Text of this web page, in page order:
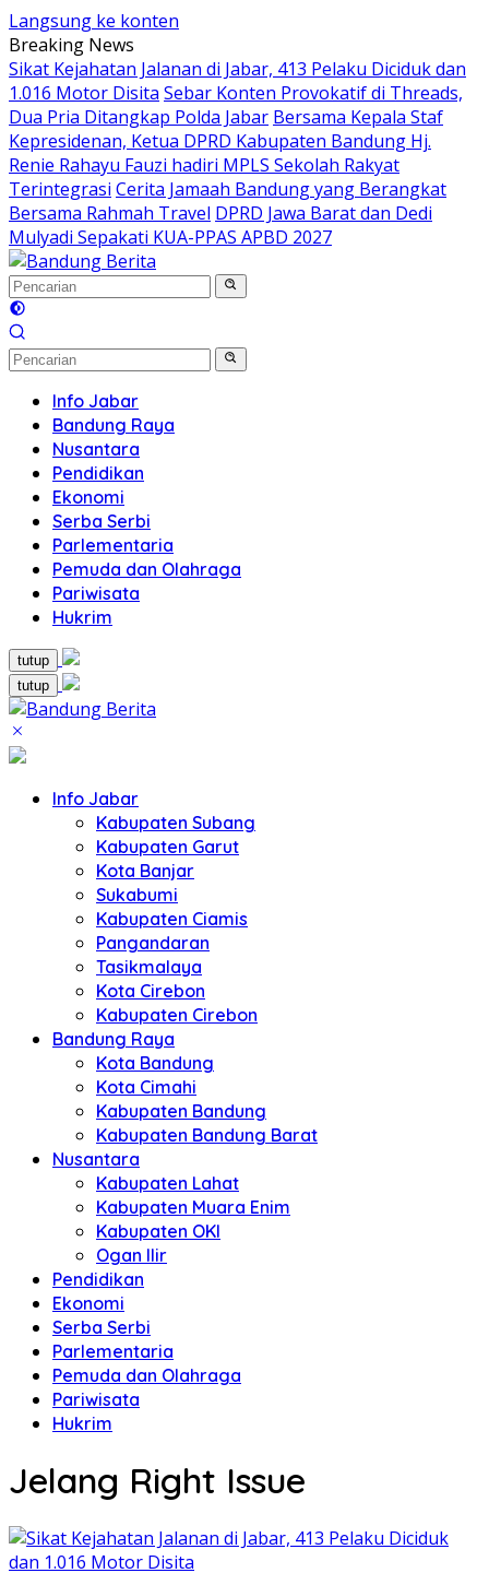
Langsung ke konten
Breaking News
Sikat Kejahatan Jalanan di Jabar, 413 Pelaku Diciduk dan
1.016 Motor Disita Sebar Konten Provokatif di Threads,
Dua Pria Ditangkap Polda Jabar Bersama Kepala Staf
Kepresidenan, Ketua DPRD Kabupaten Bandung Hj.
Renie Rahayu Fauzi hadiri MPLS Sekolah Rakyat
Terintegrasi Cerita Jamaah Bandung yang Berangkat
Bersama Rahmah Travel DPRD Jawa Barat dan Dedi
Mulyadi Sepakati KUA-PPAS APBD 2027
Info Jabar
Bandung Raya
Nusantara
Pendidikan
Ekonomi
Serba Serbi
Parlementaria
Pemuda dan Olahraga
Pariwisata
Hukrim
tutup
tutup
Info Jabar
Kabupaten Subang
Kabupaten Garut
Kota Banjar
Sukabumi
Kabupaten Ciamis
Pangandaran
Tasikmalaya
Kota Cirebon
Kabupaten Cirebon
Bandung Raya
Kota Bandung
Kota Cimahi
Kabupaten Bandung
Kabupaten Bandung Barat
Nusantara
Kabupaten Lahat
Kabupaten Muara Enim
Kabupaten OKI
Ogan Ilir
Pendidikan
Ekonomi
Serba Serbi
Parlementaria
Pemuda dan Olahraga
Pariwisata
Hukrim
Jelang Right Issue